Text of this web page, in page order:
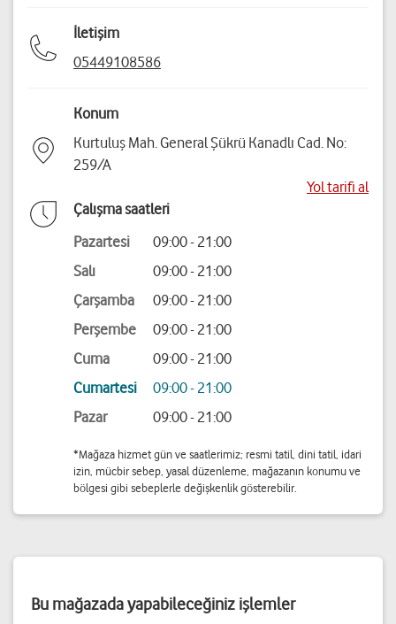
İletişim
05449108586
Konum
Kurtuluş Mah. General Şükrü Kanadlı Cad. No:
259/A
Yol tarifi al
Çalışma saatleri
Pazartesi
09:00 - 21:00
Salı
09:00 - 21:00
Çarşamba
09:00 - 21:00
Perşembe
09:00 - 21:00
Cuma
09:00 - 21:00
Cumartesi
09:00 - 21:00
Pazar
09:00 - 21:00
*Mağaza hizmet gün ve saatlerimiz; resmi tatil, dini tatil, idari
izin, mücbir sebep, yasal düzenleme, mağazanın konumu ve
bölgesi gibi sebeplerle değişkenlik gösterebilir.
Bu mağazada yapabileceğiniz işlemler